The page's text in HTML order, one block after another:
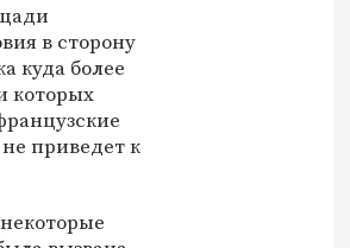
в сторону
куда более
которых
приведет к